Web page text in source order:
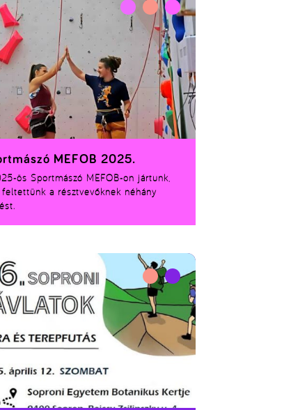
biztosítanak lehetőséget arra,
egyetemistaként országos szinten
meg magad. Köztük olyan
is, amelyek elsőre nem is tűnnek
versenysportnak. A legjobb rész? A
nem kell profi sportolónak
Elég a lelkesedés, egy kis felkészülés
ott lehetsz a mezőnyben. Mutatunk
sportágat, amiben talán nem is
hogy te is egyetemi országos
ös Sportmászó MEFOB-on jártunk,
a résztvevőknek néhány
MEFOB 2025.